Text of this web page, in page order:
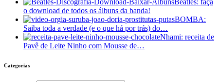
Beatles: faça
o download de todos os álbuns da banda!
BOMBA:
Saiba toda a verdade (e o que há por trás) do…
Nhami: receita de
Pavê de Leite Ninho com Mousse de…
Categorias